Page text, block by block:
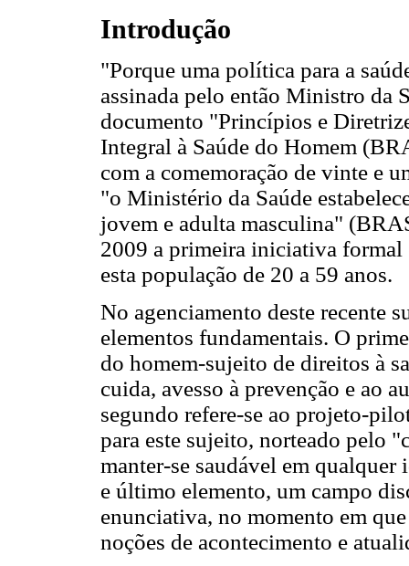
Introdução
"Porque uma política para a
assinada pelo então Ministro da
documento "Princípios e
Integral à Saúde do Homem
com a comemoração de vinte e
"o Ministério da Saúde
jovem e adulta masculina"
2009 a primeira iniciativa formal
esta população de 20 a 59 anos.
No agenciamento deste recente
elementos fundamentais. O
do homem-sujeito de direitos à
cuida, avesso à prevenção e ao
segundo refere-se ao projeto-
para este sujeito, norteado pelo
manter-se saudável em
e último elemento, um campo
enunciativa, no momento em
noções de acontecimento e